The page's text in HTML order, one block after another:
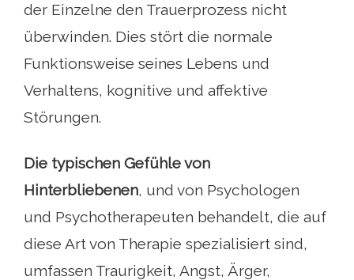
der Einzelne den Trauerprozess nicht
überwinden. Dies stört die normale
Funktionsweise seines Lebens und
Verhaltens, kognitive und affektive
Störungen.
Die typischen Gefühle von
Hinterbliebenen, und von Psychologen
und Psychotherapeuten behandelt, die auf
diese Art von Therapie spezialisiert sind,
umfassen Traurigkeit, Angst, Ärger,